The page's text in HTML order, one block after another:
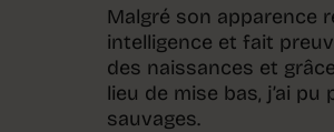
Malgré son apparence
intelligence et fait
des naissances et
lieu de mise bas, j’ai
sauvages.